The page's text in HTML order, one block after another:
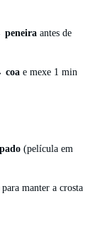
peneira antes de
coa e mexe 1 min
(película em
para manter a crosta